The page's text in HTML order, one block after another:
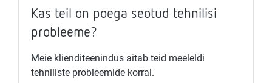
Kas teil on poega seotud tehnilisi
probleeme?
Meie klienditeenindus aitab teid meeleldi
tehniliste probleemide korral.